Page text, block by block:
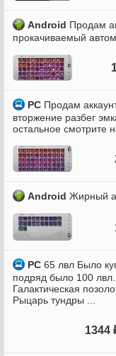
Android Продам
прокачиваемый
PC Продам
вторжение разбег
остальное смотрите
Android Жирный
PC 65 лвл Было
подряд было 100
Галактическая
Рыцарь тундры ...
1344